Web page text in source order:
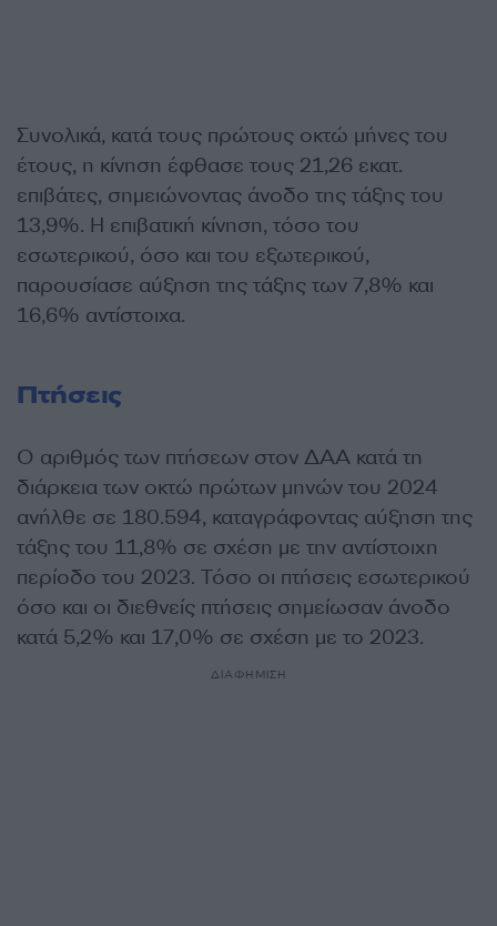
Συνολικά, κατά τους πρώτους οκτώ μήνες του
έτους, η κίνηση έφθασε τους 21,26 εκατ.
επιβάτες, σημειώνοντας άνοδο της τάξης του
13,9%. Η επιβατική κίνηση, τόσο του
εσωτερικού, όσο και του εξωτερικού,
παρουσίασε αύξηση της τάξης των 7,8% και
16,6% αντίστοιχα.
Πτήσεις
Ο αριθμός των πτήσεων στον ΔΑΑ κατά τη
διάρκεια των οκτώ πρώτων μηνών του 2024
ανήλθε σε 180.594, καταγράφοντας αύξηση της
τάξης του 11,8% σε σχέση με την αντίστοιχη
περίοδο του 2023. Τόσο οι πτήσεις εσωτερικού
όσο και οι διεθνείς πτήσεις σημείωσαν άνοδο
κατά 5,2% και 17,0% σε σχέση με το 2023.
ΔΙΑΦΗΜΙΣΗ